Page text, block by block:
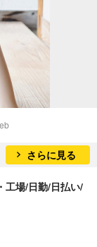
さらに見る
工場/日勤/日払い/